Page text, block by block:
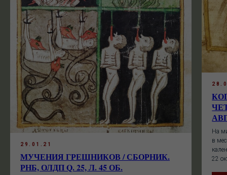
29.01.21
МУЧЕНИЯ ГРЕШНИКОВ / СБОРНИК.
РНБ, ОЛДП Q. 25, Л. 45 ОБ.
На
в
22